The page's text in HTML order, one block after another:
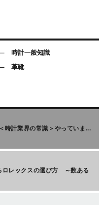
時計一般知識
革靴
時計業界の常識＞やっていま...
ロレックスの選び方 ～数ある